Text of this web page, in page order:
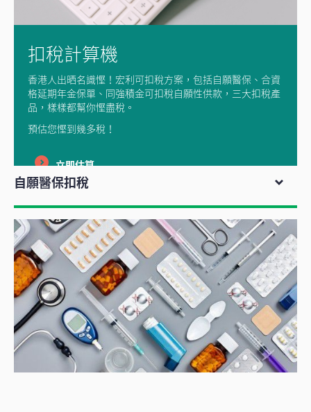
扣稅計算機
香港人出晒名識慳！宏利可扣稅方案，包括自願醫保、合資
格延期年金保單、同強積金可扣稅自願性供款，三大扣稅產
品，樣樣都幫你慳盡稅。
預估您慳到幾多稅！
立即估算
自願醫保扣稅